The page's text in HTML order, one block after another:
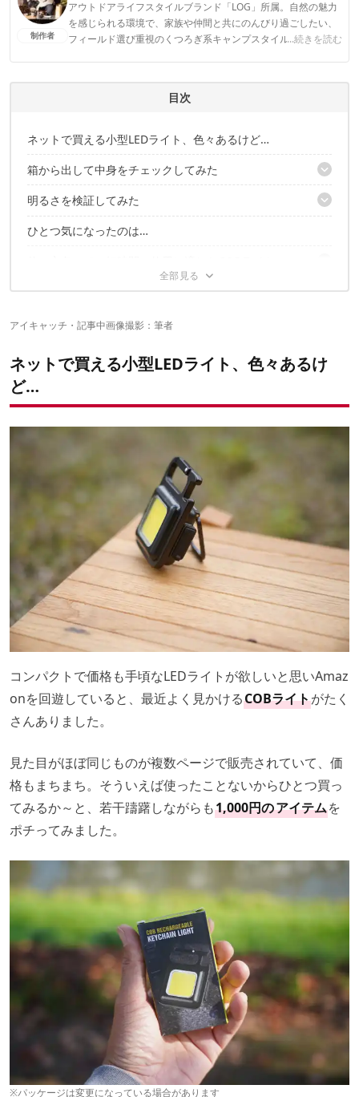
制作者
アウトドアライフスタイルブランド「LOG」所属。自然の魅力
を感じられる環境で、家族や仲間と共にのんびり過ごしたい、
フィールド選び重視のくつろぎ系キャンプスタイル。のんびり
...続きを読む
目次
ネットで買える小型LEDライト、色々あるけど…
箱から出して中身をチェックしてみた
4パターンで点灯する
背面はスタンド付きで便利
明るさを検証してみた
モードごとの明るさを比較
ゴールゼロと比較すると、ほぼ同程度の明るさだった！
ひとつ気になったのは…
アイキャッチ・記事中画像撮影：筆者
ネットで買える小型LEDライト、色々あるけ
ど…
コンパクトで価格も手頃なLEDライトが欲しいと思いAmaz
onを回遊していると、最近よく見かけるCOBライトがたく
さんありました。
見た目がほぼ同じものが複数ページで販売されていて、価
格もまちまち。そういえば使ったことないからひとつ買っ
てみるか～と、若干躊躇しながらも1,000円のアイテムを
ポチってみました。
※パッケージは変更になっている場合があります